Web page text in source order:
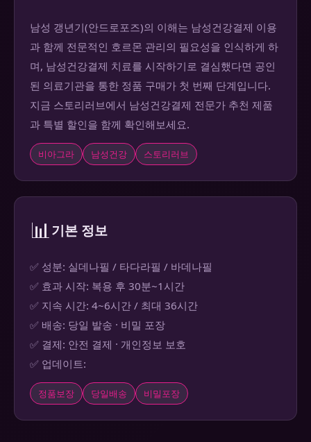
남성 갱년기(안드로포즈)의 이해는 남성건강결제 이용
과 함께 전문적인 호르몬 관리의 필요성을 인식하게 하
며, 남성건강결제 치료를 시작하기로 결심했다면 공인
된 의료기관을 통한 정품 구매가 첫 번째 단계입니다.
지금 스토리러브에서 남성건강결제 전문가 추천 제품
과 특별 할인을 함께 확인해보세요.
비아그라 남성건강 스토리러브
📊기본 정보
✅ 성분: 실데나필 / 타다라필 / 바데나필
✅ 효과 시작: 복용 후 30분~1시간
✅ 지속 시간: 4~6시간 / 최대 36시간
✅ 배송: 당일 발송 · 비밀 포장
✅ 결제: 안전 결제 · 개인정보 보호
✅ 업데이트:
정품보장 당일배송 비밀포장